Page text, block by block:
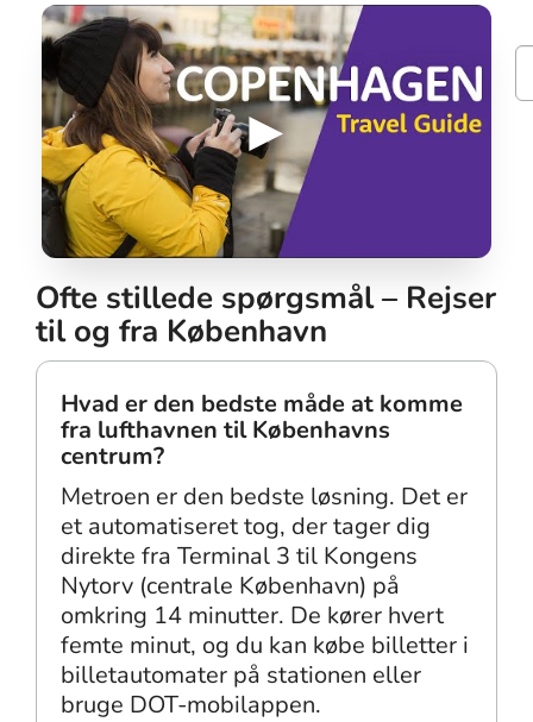
Ofte stillede spørgsmål – Rejser
til og fra København
Hvad er den bedste måde at komme
fra lufthavnen til Københavns
centrum?
Metroen er den bedste løsning. Det er
et automatiseret tog, der tager dig
direkte fra Terminal 3 til Kongens
Nytorv (centrale København) på
omkring 14 minutter. De kører hvert
femte minut, og du kan købe billetter i
billetautomater på stationen eller
bruge DOT-mobilappen.